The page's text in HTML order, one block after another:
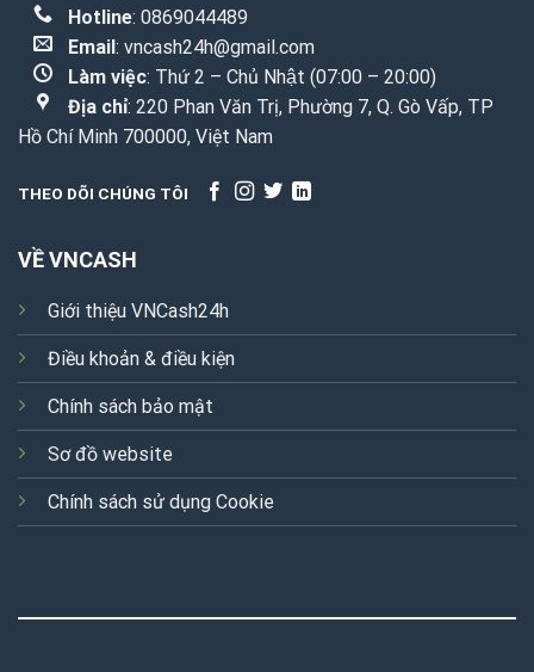
Hotline: 0869044489
Email: vncash24h@gmail.com
Làm việc: Thứ 2 – Chủ Nhật (07:00 – 20:00)
Địa chỉ: 220 Phan Văn Trị, Phường 7, Q. Gò Vấp, TP
Hồ Chí Minh 700000, Việt Nam
THEO DÕI CHÚNG TÔI
VỀ VNCASH
Giới thiệu VNCash24h
Điều khoản & điều kiện
Chính sách bảo mật
Sơ đồ website
Chính sách sử dụng Cookie